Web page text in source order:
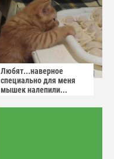
Любят...наверное
специально для меня
мышек налепили...